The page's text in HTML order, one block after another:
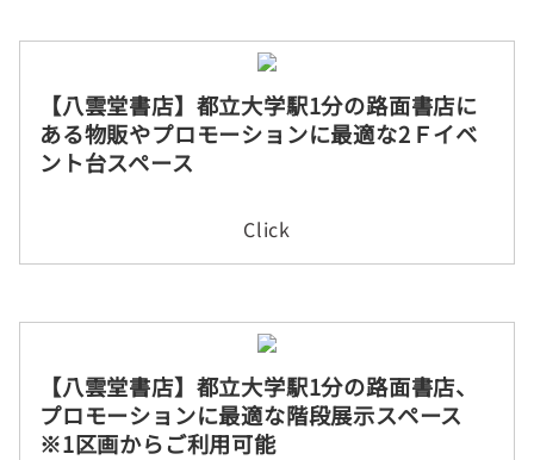
【八雲堂書店】都立大学駅1分の路面書店に
ある物販やプロモーションに最適な2Ｆイベ
ント台スペース
Click
【八雲堂書店】都立大学駅1分の路面書店、
プロモーションに最適な階段展示スペース
※1区画からご利用可能